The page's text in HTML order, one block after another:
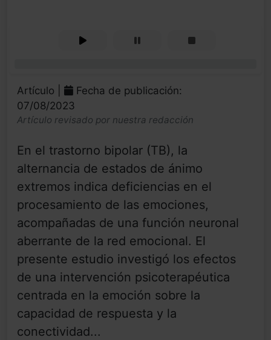
Artículo |
Fecha de publicación:
07/08/2023
Artículo revisado por nuestra redacción
En el trastorno bipolar (TB), la
alternancia de estados de ánimo
extremos indica deficiencias en el
procesamiento de las emociones,
acompañadas de una función neuronal
aberrante de la red emocional. El
presente estudio investigó los efectos
de una intervención psicoterapéutica
centrada en la emoción sobre la
capacidad de respuesta y la
conectividad...